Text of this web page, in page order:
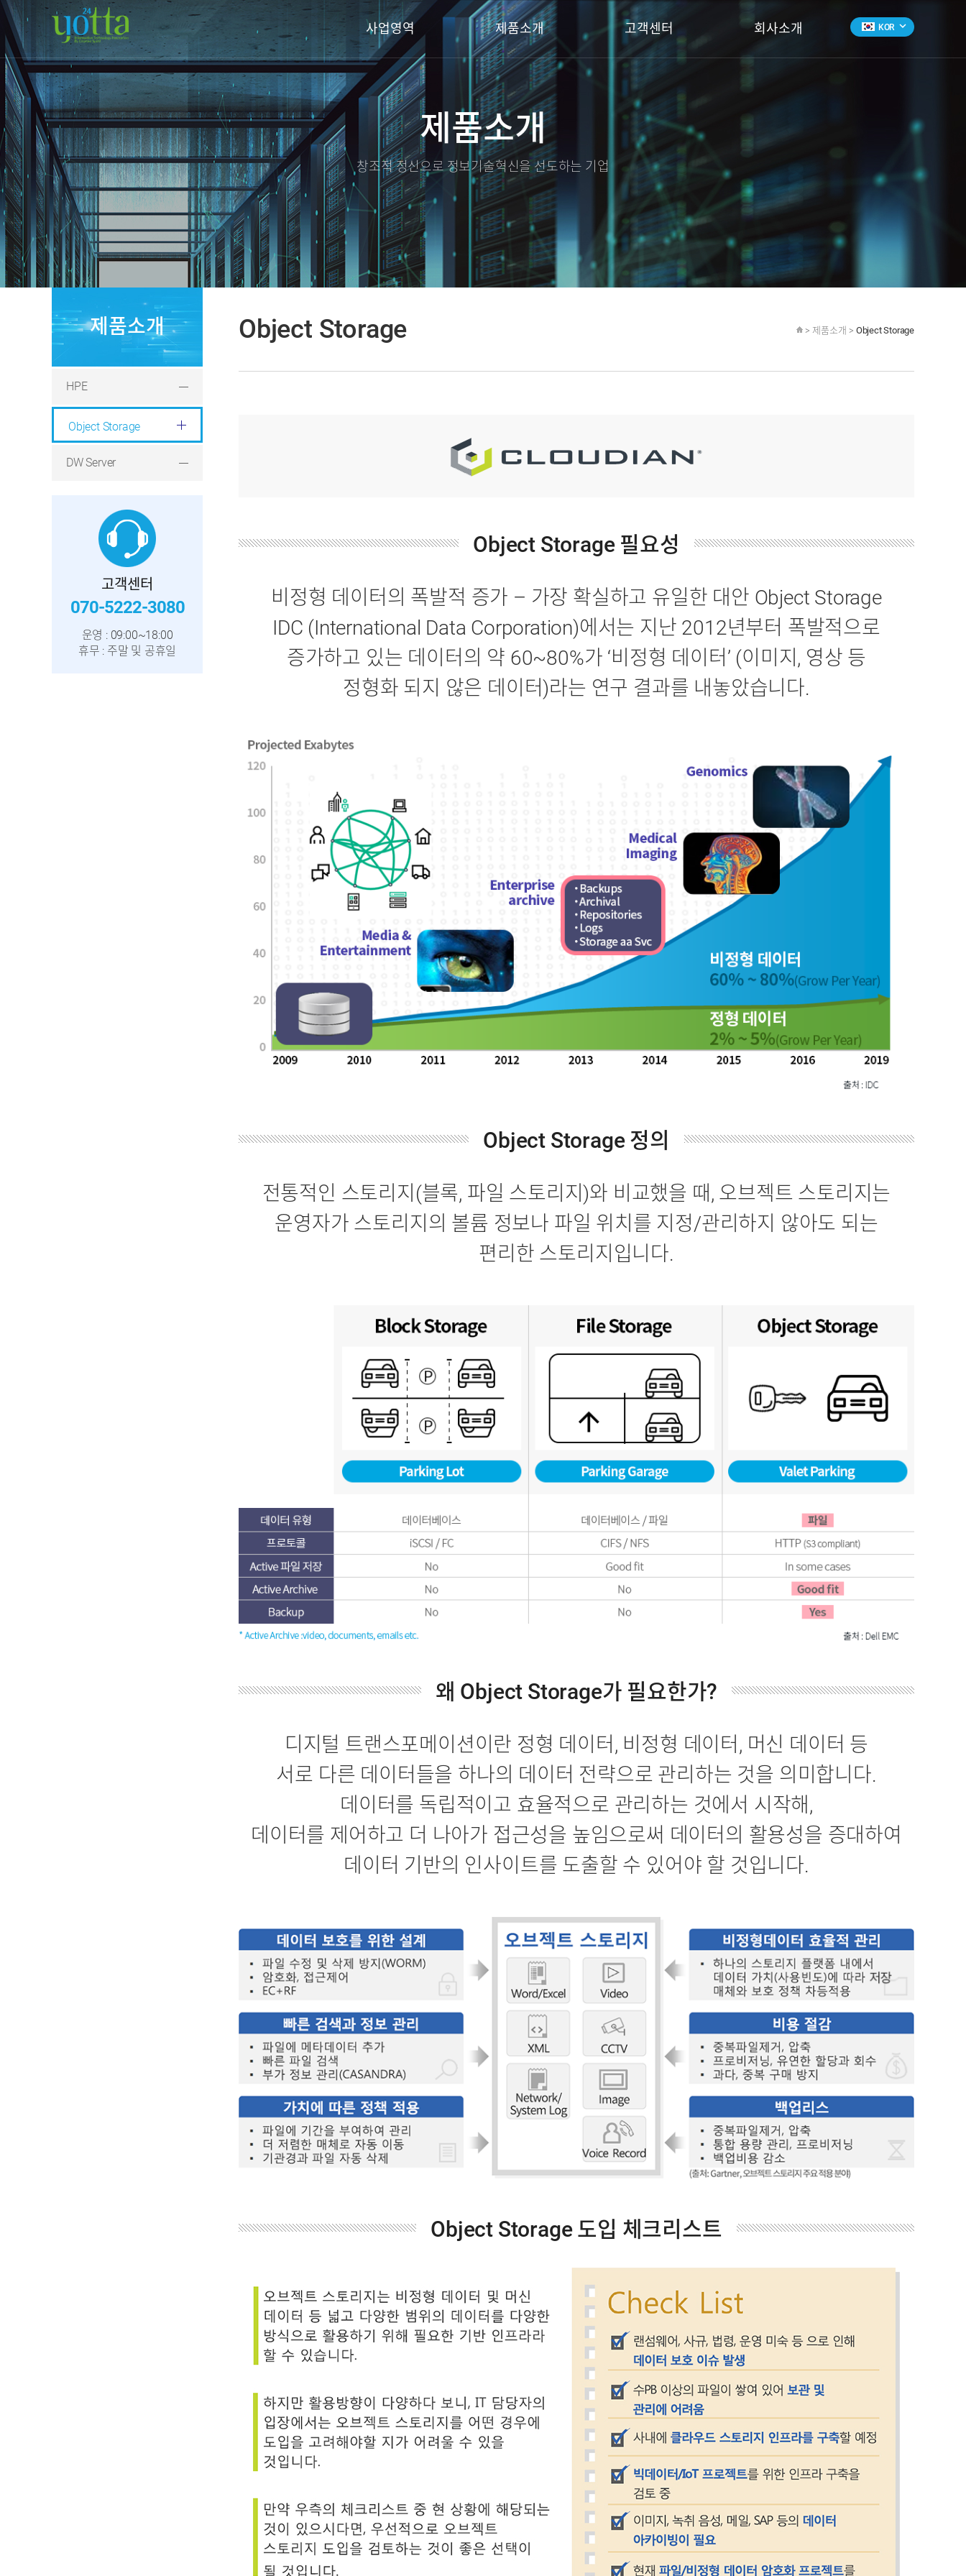
사업영역 제품소개 고객센터 회사소개 KOR keyboard_arrow_down
제품소개
창조적 정신으로 정보기술혁신을 선도하는 기업
제품소개
HPE
Object Storage
DW Server
고객센터
070-5222-3080
운영 : 09:00~18:00
휴무 : 주말 및 공휴일
Object Storage > 제품소개 > Object Storage
Object Storage 필요성
비정형 데이터의 폭발적 증가 – 가장 확실하고 유일한 대안 Object Storage
IDC (International Data Corporation)에서는 지난 2012년부터 폭발적으로
증가하고 있는 데이터의 약 60~80%가 ‘비정형 데이터’ (이미지, 영상 등
정형화 되지 않은 데이터)라는 연구 결과를 내놓았습니다.
Object Storage 정의
전통적인 스토리지(블록, 파일 스토리지)와 비교했을 때, 오브젝트 스토리지는
운영자가 스토리지의 볼륨 정보나 파일 위치를 지정/관리하지 않아도 되는
편리한 스토리지입니다.
왜 Object Storage가 필요한가?
디지털 트랜스포메이션이란 정형 데이터, 비정형 데이터, 머신 데이터 등
서로 다른 데이터들을 하나의 데이터 전략으로 관리하는 것을 의미합니다.
데이터를 독립적이고 효율적으로 관리하는 것에서 시작해,
데이터를 제어하고 더 나아가 접근성을 높임으로써 데이터의 활용성을 증대하여
데이터 기반의 인사이트를 도출할 수 있어야 할 것입니다.
Object Storage 도입 체크리스트